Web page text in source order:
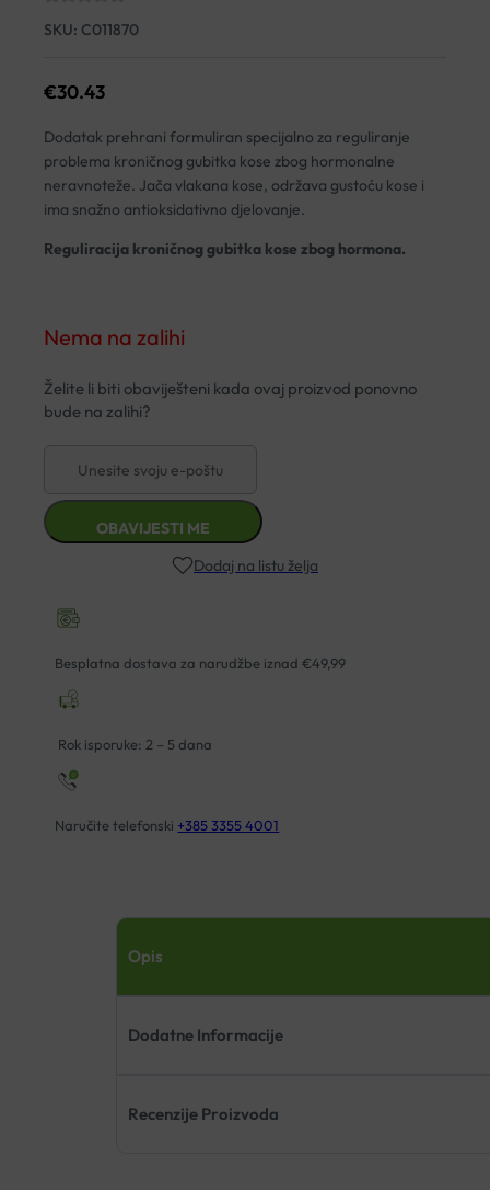
SKU: C011870
€30.43
Dodatak prehrani formuliran specijalno za reguliranje
problema kroničnog gubitka kose zbog hormonalne
neravnoteže. Jača vlakana kose, održava gustoću kose i
ima snažno antioksidativno djelovanje.
Reguliracija kroničnog gubitka kose zbog hormona.
Nema na zalihi
Dodaj na listu želja
Besplatna dostava za narudžbe iznad €49,99
Rok isporuke: 2 – 5 dana
Naručite telefonski +385 3355 4001
Opis
Dodatne Informacije
Recenzije Proizvoda